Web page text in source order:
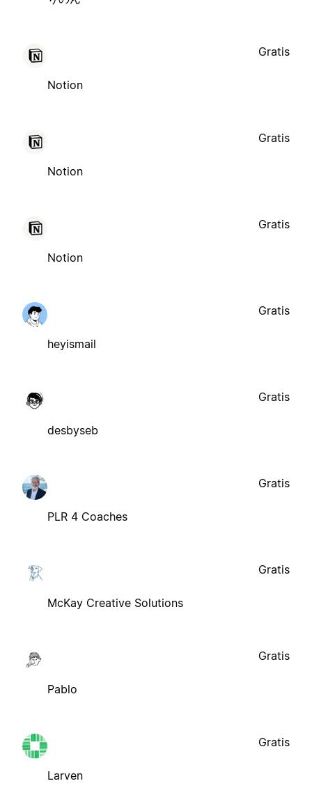
Notion
Gratis
Notion
Gratis
Notion
Gratis
heyismail
Gratis
desbyseb
Gratis
PLR 4 Coaches
Gratis
McKay Creative Solutions
Gratis
Pablo
Gratis
Larven
Gratis